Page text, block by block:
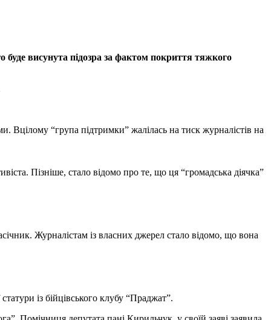
висунута підозра за фактом покриття тяжкого
Вцілому “група підтримки” жалілась на тиск журналістів на
Пізніше, стало відомо про те, що ця “громадська діячка”
Журналістам із власних джерел стало відомо, що вона
із бійцівського клубу “Праджат”.